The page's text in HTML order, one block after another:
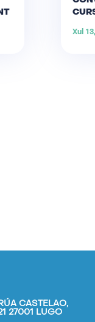
Xul
RÚA CASTELAO,
27001 LUGO